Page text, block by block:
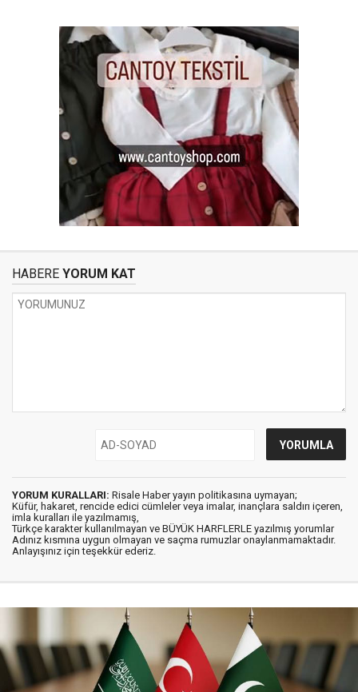
HABERE YORUM KAT
YORUM KURALLARI: Risale Haber yayın politikasına uymayan;
Küfür, hakaret, rencide edici cümleler veya imalar, inançlara saldırı içeren,
imla kuralları ile yazılmamış,
Türkçe karakter kullanılmayan ve BÜYÜK HARFLERLE yazılmış yorumlar
Adınız kısmına uygun olmayan ve saçma rumuzlar onaylanmamaktadır.
Anlayışınız için teşekkür ederiz.